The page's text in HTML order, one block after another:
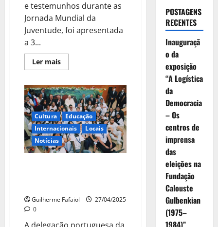
e testemunhos durante as
Jornada Mundial da
Juventude, foi apresentada
a 3...
Ler maisLeia
mais
Todos,
Todos!”:
o
livro
que
mostra
como
Cascais
recebeu
o
Cultura
Educação
Internacionais
Locais
Notícias
Guilherme Fafaiol
27/04/2025
0
POSTAGENS
RECENTES
Inauguraçã
o da
exposição
“A Logística
da
Democracia
– Os
centros de
imprensa
das
eleições na
Fundação
Calouste
Gulbenkian
(1975–
1984)”